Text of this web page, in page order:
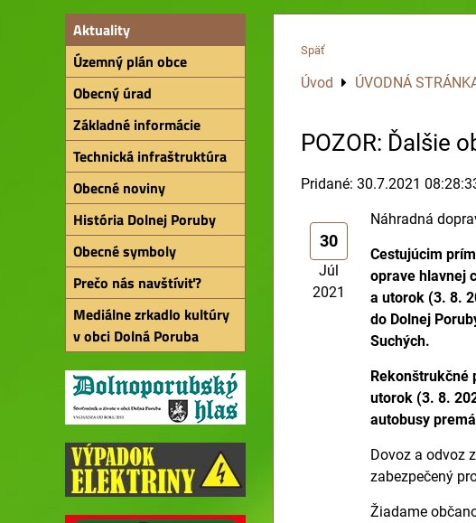
Späť
Úvod ÚVODNÁ
POZOR: Ďalšie
Pridané: 30.7.2021
30
Júl
2021
Náhradná
Cestujúcim
oprave hlavnej
a utorok (3. 8.
do Dolnej
Suchých.
Rekonštrukčné
utorok (3. 8.
autobusy
Dovoz a odvoz
zabezpečený
Žiadame
Aktuality
Územný plán obce
Obecný úrad
Základné informácie
Technická infraštruktúra
Obecné noviny
História Dolnej Poruby
Obecné symboly
Prečo nás navštíviť?
Mediálne zrkadlo kultúry
v obci Dolná Poruba